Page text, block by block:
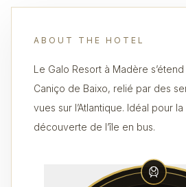
ABOUT THE HOTEL
Le Galo Resort à Madère
Caniço de Baixo, relié par des
vues sur l’Atlantique. Idéal pour
découverte de l’île en bus.